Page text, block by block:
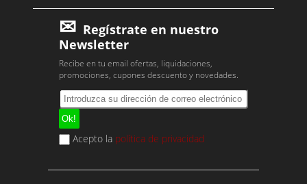
Regístrate en nuestro
Newsletter
Recibe en tu email ofertas, liquidaciones,
promociones, cupones descuento y novedades.
Acepto la política de privacidad